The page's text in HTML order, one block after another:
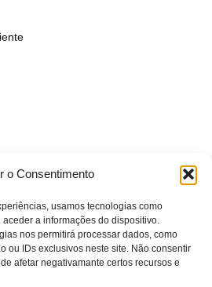
o Consentimento
usamos tecnologias como
a informações do dispositivo.
nos permitirá processar dados, como
ou IDs exclusivos neste site. Não consentir
afetar negativamante certos recursos e